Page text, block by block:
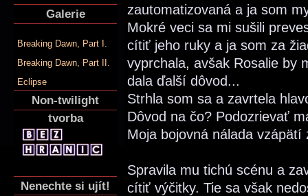
Galerie
Breaking Dawn, Part I.
Breaking Dawn, Part II.
Eclipse
Non-twilight
tvorba
Nenechte si ujít!
zautomatizovaná a ja som
Mokré veci sa mi sušili
cítiť jeho ruky a ja som za
vyprchala, avšak Rosalie by
dala ďalší dôvod...
Strhla som sa a zavrtela
Dôvod na čo? Podozrievať
Moja bojovná nálada
Spravila mu tichú scénu a
cítiť výčitky. Tie sa však